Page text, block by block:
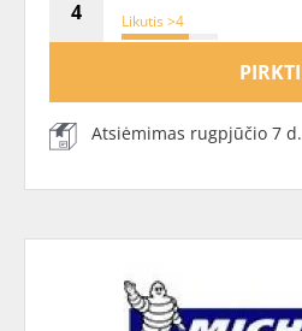
Likutis >4
PIRKTI
Atsiėmimas rugpjūčio 7 d.